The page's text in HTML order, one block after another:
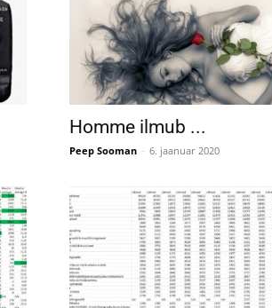
Homme ilmub ...
Peep Sooman - 6. jaanuar 2020